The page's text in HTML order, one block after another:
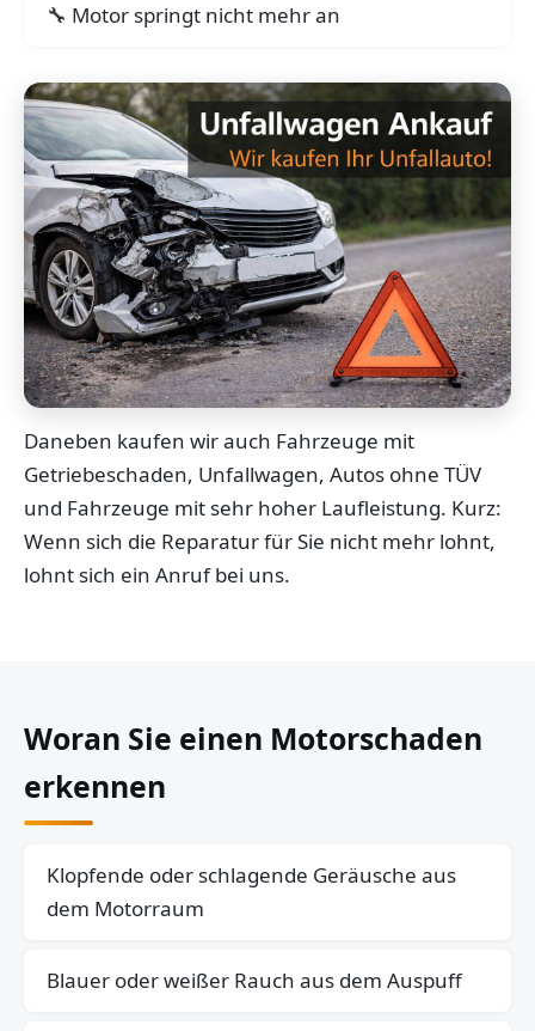
Motor springt nicht mehr an
Daneben kaufen wir auch Fahrzeuge mit
Getriebeschaden, Unfallwagen, Autos ohne TÜV
und Fahrzeuge mit sehr hoher Laufleistung. Kurz:
Wenn sich die Reparatur für Sie nicht mehr lohnt,
lohnt sich ein Anruf bei uns.
Woran Sie einen Motorschaden
erkennen
Klopfende oder schlagende Geräusche aus
dem Motorraum
Blauer oder weißer Rauch aus dem Auspuff